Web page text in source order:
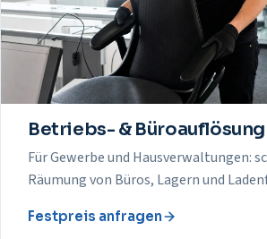
Betriebs- & Büroauflösung
Für Gewerbe und Hausverwaltungen:
Räumung von Büros, Lagern und
Festpreis anfragen